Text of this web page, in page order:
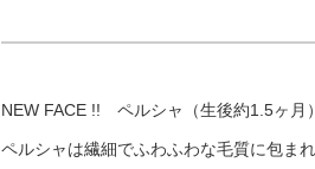
NEW FACE !! ペルシャ（生後約1.5ヶ月
ペルシャは繊細でふわふわな毛質に包ま